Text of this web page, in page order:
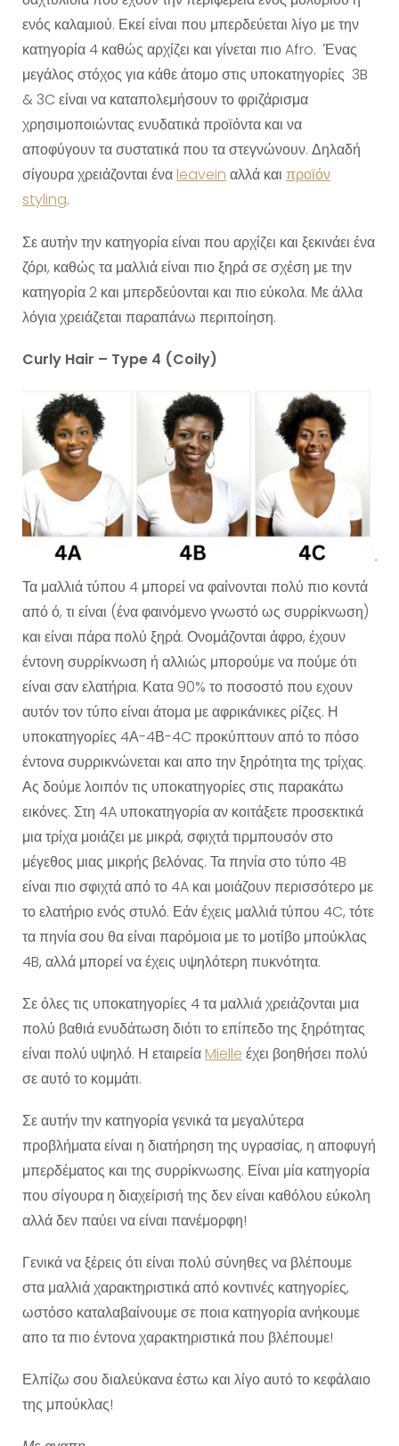
ενός καλαμιού. Εκεί είναι που μπερδεύεται λίγο με την
κατηγορία 4 καθώς αρχίζει και γίνεται πιο Afro. Ένας
μεγάλος στόχος για κάθε άτομο στις υποκατηγορίες 3B
& 3C είναι να καταπολεμήσουν το φριζάρισμα
χρησιμοποιώντας ενυδατικά προϊόντα και να
αποφύγουν τα συστατικά που τα στεγνώνουν. Δηλαδή
σίγουρα χρειάζονται έναleavein αλλά και προϊόν
styling.
Σε αυτήν την κατηγορία είναι που αρχίζει και ξεκινάει ένα
ζόρι, καθώς τα μαλλιά είναι πιο ξηρά σε σχέση με την
κατηγορία 2 και μπερδεύονται και πιο εύκολα. Με άλλα
λόγια χρειάζεται παραπάνω περιποίηση.
Curly Hair – Type 4 (Coily)
Τα μαλλιά τύπου 4 μπορεί να φαίνονται πολύ πιο κοντά
από ό, τι είναι (ένα φαινόμενο γνωστό ως συρρίκνωση)
και είναι πάρα πολύ ξηρά. Ονομάζονται άφρο, έχουν
έντονη συρρίκνωση ή αλλιώς μπορούμε να πούμε ότι
είναι σαν ελατήρια. Κατα 90% το ποσοστό που εχουν
αυτόν τον τύπο είναι άτομα με αφρικάνικες ρίζες. Η
υποκατηγορίες 4Α-4Β-4C προκύπτουν από το πόσο
έντονα συρρικνώνεται και απο την ξηρότητα της τρίχας.
Ας δούμε λοιπόν τις υποκατηγορίες στις παρακάτω
εικόνες. Στη 4A υποκατηγορία αν κοιτάξετε προσεκτικά
μια τρίχα μοιάζει με μικρά, σφιχτά τιρμπουσόν στο
μέγεθος μιας μικρής βελόνας. Τα πηνία στο τύπο 4B
είναι πιο σφιχτά από το 4A και μοιάζουν περισσότερο με
το ελατήριο ενός στυλό. Εάν έχεις μαλλιά τύπου 4C, τότε
τα πηνία σου θα είναι παρόμοια με το μοτίβο μπούκλας
4B, αλλά μπορεί να έχεις υψηλότερη πυκνότητα.
Σε όλες τις υποκατηγορίες 4 τα μαλλιά χρειάζονται μια
πολύ βαθιά ενυδάτωση διότι το επίπεδο της ξηρότητας
είναι πολύ υψηλό. Η εταιρείαMielle έχει βοηθήσει πολύ
σε αυτό το κομμάτι.
Σε αυτήν την κατηγορία γενικά τα μεγαλύτερα
προβλήματα είναι η διατήρηση της υγρασίας, η αποφυγή
μπερδέματος και της συρρίκνωσης. Είναι μία κατηγορία
που σίγουρα η διαχείρισή της δεν είναι καθόλου εύκολη
αλλά δεν παύει να είναι πανέμορφη!
Γενικά να ξέρεις ότι είναι πολύ σύνηθες να βλέπουμε
στα μαλλιά χαρακτηριστικά από κοντινές κατηγορίες,
ωστόσο καταλαβαίνουμε σε ποια κατηγορία ανήκουμε
απο τα πιο έντονα χαρακτηριστικά που βλέπουμε!
Ελπίζω σου διαλεύκανα έστω και λίγο αυτό το κεφάλαιο
της μπούκλας!